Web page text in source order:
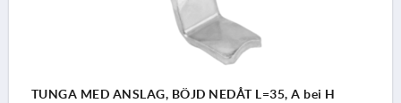
TUNGA MED ANSLAG, BÖJD NEDÅT L=35, A bei H